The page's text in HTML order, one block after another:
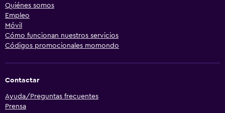
Quiénes somos
Empleo
Móvil
Cómo funcionan nuestros servicios
Códigos promocionales momondo
Contactar
Ayuda/Preguntas frecuentes
Prensa